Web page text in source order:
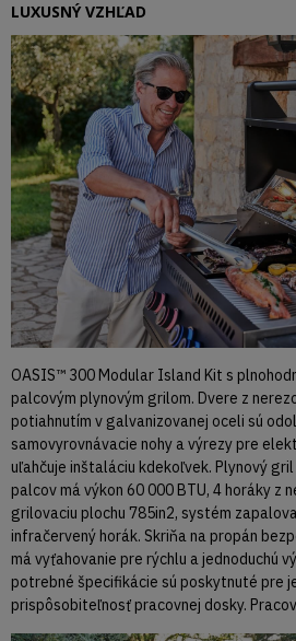
LUXUSNÝ VZHĽAD
OASIS™ 300 Modular Island Kit s
palcovým plynovým grilom. Dvere z
potiahnutím v galvanizovanej oceli sú
samovyrovnávacie nohy a výrezy pre
uľahčuje inštaláciu kdekoľvek. Plynový
palcov má výkon 60 000 BTU, 4 horáky z
grilovaciu plochu 785in2, systém
infračervený horák. Skriňa na propán
má vyťahovanie pre rýchlu a jednoduchú
potrebné špecifikácie sú poskytnuté pre
prispôsobiteľnosť pracovnej dosky.